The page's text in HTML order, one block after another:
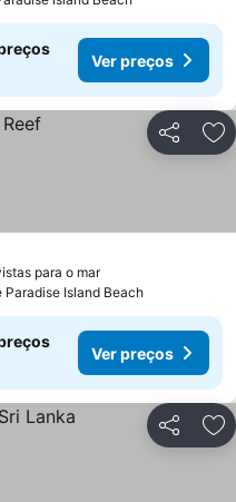
Ver preços
Partilhar
para o mar
Paradise Island Beach
Ver preços
Partilhar